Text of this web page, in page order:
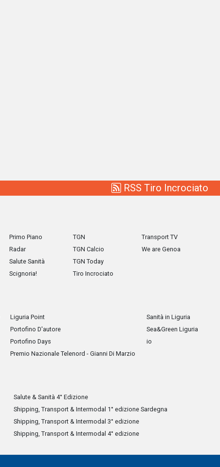
RSS Tiro Incrociato
Primo Piano
Radar
Salute Sanità
Scignoria!
TGN
TGN Calcio
TGN Today
Tiro Incrociato
Transport TV
We are Genoa
Liguria Point
Portofino D'autore
Portofino Days
Premio Nazionale Telenord - Gianni Di Marzio
Sanità in Liguria
Sea&Green Liguria
io
Salute & Sanità 4° Edizione
Shipping, Transport & Intermodal 1° edizione Sardegna
Shipping, Transport & Intermodal 3° edizione
Shipping, Transport & Intermodal 4° edizione